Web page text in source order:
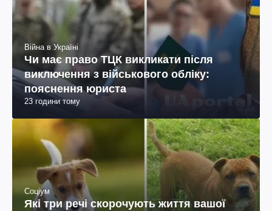
Війна в Україні
Чи має право ТЦК викликати після
виключення з військового обліку:
пояснення юриста
23 години тому
Соціум
Які три речі скорочують життя вашої